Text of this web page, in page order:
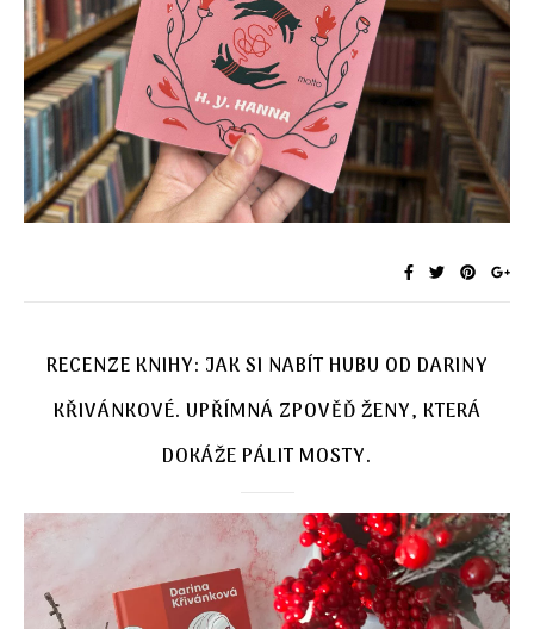
RECENZE KNIHY: JAK SI NABÍT HUBU OD DARINY
KŘIVÁNKOVÉ. UPŘÍMNÁ ZPOVĚĎ ŽENY, KTERÁ
DOKÁŽE PÁLIT MOSTY.